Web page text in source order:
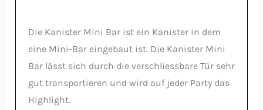
Die Kanister Mini Bar ist ein Kanister in dem
eine Mini-Bar eingebaut ist. Die Kanister Mini
Bar lässt sich durch die verschliessbare Tür sehr
gut transportieren und wird auf jeder Party das
Highlight.